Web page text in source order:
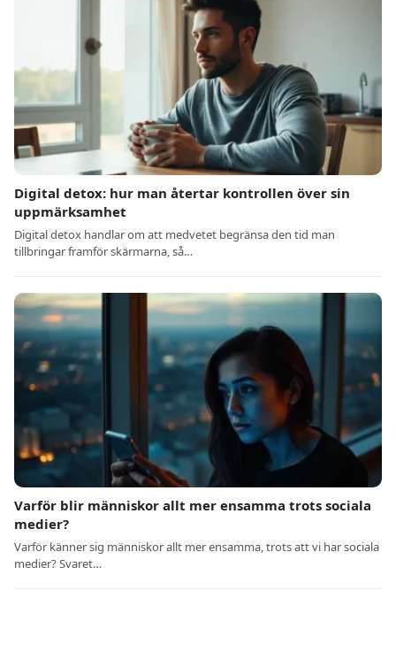
Digital detox: hur man återtar kontrollen över sin
uppmärksamhet
Digital detox handlar om att medvetet begränsa den tid man
tillbringar framför skärmarna, så…
Varför blir människor allt mer ensamma trots sociala
medier?
Varför känner sig människor allt mer ensamma, trots att vi har sociala
medier? Svaret…